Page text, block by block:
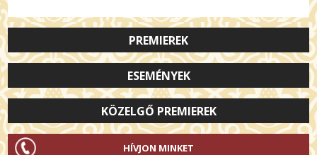
PREMIEREK
ESEMÉNYEK
KÖZELGŐ PREMIEREK
HÍVJON MINKET